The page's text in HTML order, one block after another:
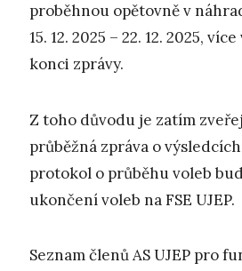
proběhnou opětovně v
15. 12. 2025 – 22. 12. 2025,
konci zprávy.
Z toho důvodu je zatím
průběžná zpráva o
protokol o průběhu voleb
ukončení voleb na FSE UJEP.
Seznam členů AS UJEP pro